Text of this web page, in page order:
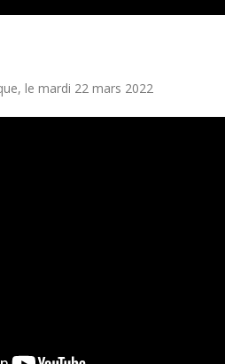
le mardi 22 mars 2022